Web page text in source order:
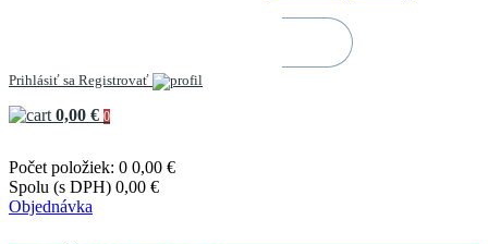
Prihlásiť sa Registrovať
0,00 € 0
Počet položiek: 0 0,00 €
Spolu (s DPH) 0,00 €
Objednávka